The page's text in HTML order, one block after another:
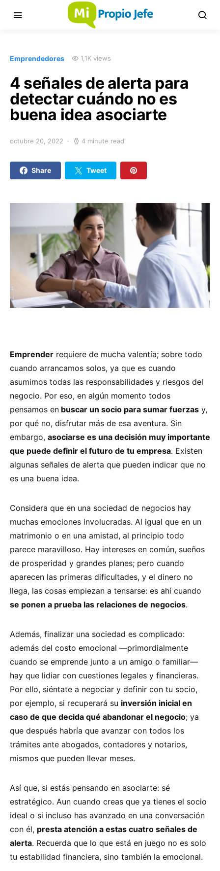
Emprendedores 1,1K views
4 señales de alerta para
detectar cuándo no es
buena idea asociarte
octubre 20, 2022 4 minute read
Share Tweet
Emprender requiere de mucha valentía; sobre todo
cuando arrancamos solos, ya que es cuando
asumimos todas las responsabilidades y riesgos del
negocio. Por eso, en algún momento todos
pensamos en buscar un socio para sumar fuerzas y,
por qué no, disfrutar más de esa aventura. Sin
embargo, asociarse es una decisión muy importante
que puede definir el futuro de tu empresa. Existen
algunas señales de alerta que pueden indicar que no
es una buena idea.
Considera que en una sociedad de negocios hay
muchas emociones involucradas. Al igual que en un
matrimonio o en una amistad, al principio todo
parece maravilloso. Hay intereses en común, sueños
de prosperidad y grandes planes; pero cuando
aparecen las primeras dificultades, y el dinero no
llega, las cosas empiezan a tensarse: es ahí cuando
se ponen a prueba las relaciones de negocios.
Además, finalizar una sociedad es complicado:
además del costo emocional —primordialmente
cuando se emprende junto a un amigo o familiar—
hay que lidiar con cuestiones legales y financieras.
Por ello, siéntate a negociar y definir con tu socio,
por ejemplo, si recuperará su inversión inicial en
caso de que decida qué abandonar el negocio; ya
que después habría que avanzar con todos los
trámites ante abogados, contadores y notarios,
mismos que pueden llevar meses.
Así que, si estás pensando en asociarte: sé
estratégico. Aun cuando creas que ya tienes el socio
ideal o si incluso has avanzado en una conversación
con él, presta atención a estas cuatro señales de
alerta. Recuerda que lo que está en juego no es solo
tu estabilidad financiera, sino también la emocional.